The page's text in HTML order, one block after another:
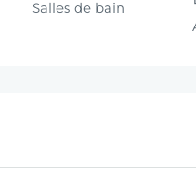
Salles de bain